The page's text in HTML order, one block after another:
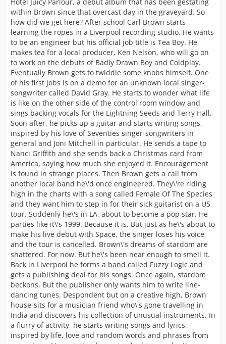
within Brown since that overcast day in the graveyard. So
how did we get here? After school Carl Brown starts
learning the ropes in a Liverpool recording studio. He wants
to be an engineer but his official job title is Tea Boy. He
makes tea for a local producer, Ken Nelson, who will go on
to work on the debuts of Badly Drawn Boy and Coldplay.
Eventually Brown gets to twiddle some knobs himself. One
of his first jobs is on a demo for an unknown local singer-
songwriter called David Gray. He starts to wonder what life
is like on the other side of the control room window and
sings backing vocals for the Lightning Seeds and Terry Hall.
Soon after, he picks up a guitar and starts writing songs,
inspired by his love of Seventies singer-songwriters in
general and Joni Mitchell in particular. He sends a tape to
Nanci Griffith and she sends back a Christmas card from
America, saying how much she enjoyed it. Encouragement
is found in strange places. Then Brown gets a call from
another local band he\'d once engineered. They\'re riding
high in the charts with a song called Female Of The Species
and they want him to step in for their sick guitarist on a US
tour. Suddenly he\'s in LA, about to become a pop star. He
parties like it\'s 1999. Because it is. But just as he\'s about to
make his live debut with Space, the singer loses his voice
and the tour is cancelled. Brown\'s dreams of stardom are
shattered. For now. But he\'s been near enough to smell it.
Back in Liverpool he forms a band called Fuzzy Logic and
gets a publishing deal for his songs. Once again, stardom
beckons. But the publisher only wants him to write line-
dancing tunes. Despondent but on a creative high, Brown
house-sits for a musician friend who\'s gone travelling in
India and discovers his collection of unusual instruments. In
a flurry of activity, he starts writing songs and lyrics,
inspired by life, love and random words and phrases from